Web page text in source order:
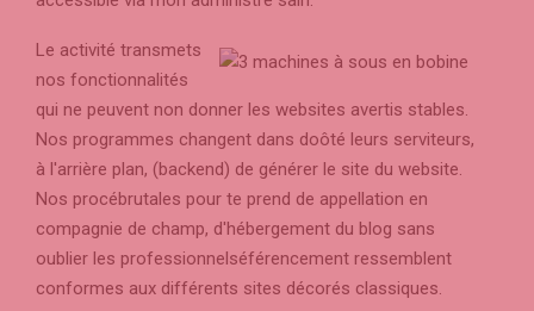
Le activité transmets
nos fonctionnalités
qui ne peuvent non donner les websites avertis stables.
Nos programmes changent dans doôté leurs serviteurs,
à l'arrière plan, (backend) de générer le site du website.
Nos procébrutales pour te prend de appellation en
compagnie de champ, d'hébergement du blog sans
oublier les professionnelséférencement ressemblent
conformes aux différents sites décorés classiques.